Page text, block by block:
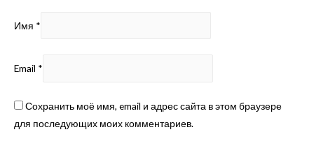
Имя *
Email *
Сохранить моё имя, email и адрес сайта в этом браузере
для последующих моих комментариев.